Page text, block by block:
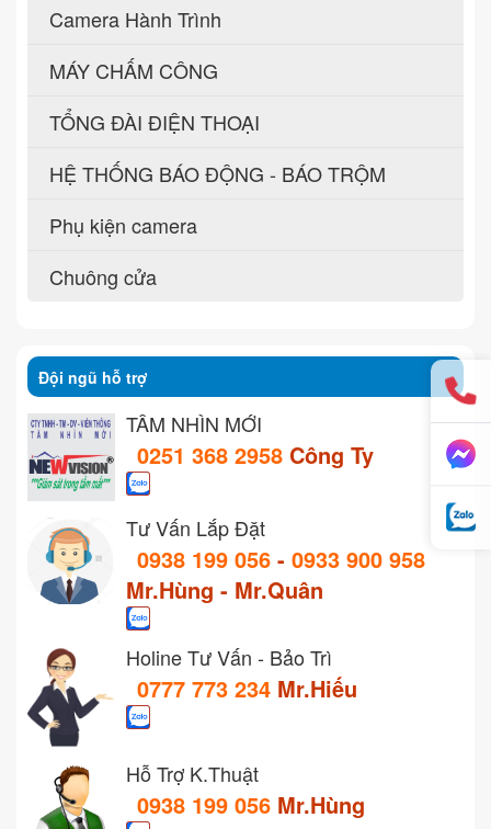
Camera Hành Trình
MÁY CHẤM CÔNG
TỔNG ĐÀI ĐIỆN THOẠI
HỆ THỐNG BÁO ĐỘNG - BÁO TRỘM
Phụ kiện camera
Chuông cửa
Đội ngũ hỗ trợ
TẦM NHÌN MỚI
0251 368 2958 Công Ty
Tư Vấn Lắp Đặt
0938 199 056 - 0933 900 958
Mr.Hùng - Mr.Quân
Holine Tư Vấn - Bảo Trì
0777 773 234 Mr.Hiếu
Hỗ Trợ K.Thuật
0938 199 056 Mr.Hùng